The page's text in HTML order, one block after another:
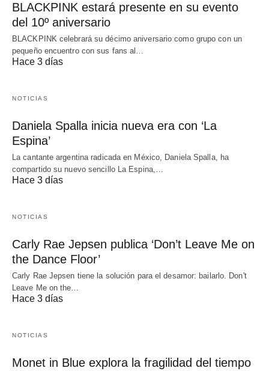
BLACKPINK estará presente en su evento
del 10º aniversario
BLACKPINK celebrará su décimo aniversario como grupo con un
pequeño encuentro con sus fans al…
Hace 3 días
NOTICIAS
Daniela Spalla inicia nueva era con ‘La
Espina’
La cantante argentina radicada en México, Daniela Spalla, ha
compartido su nuevo sencillo La Espina,…
Hace 3 días
NOTICIAS
Carly Rae Jepsen publica ‘Don’t Leave Me on
the Dance Floor’
Carly Rae Jepsen tiene la solución para el desamor: bailarlo. Don't
Leave Me on the…
Hace 3 días
NOTICIAS
Monet in Blue explora la fragilidad del tiempo